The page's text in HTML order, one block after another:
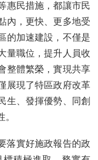
惠民措施，都讓市民
內，更快、更多地受
的加速建設，不僅是
量職位，提升人員收
整體繁榮，實現共享
展現了特區政府改革
生、發揮優勢、同創
落實好施政報告的政